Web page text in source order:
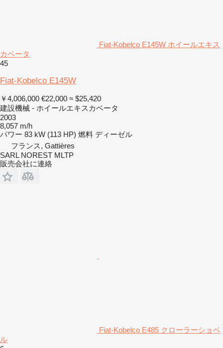
Fiat-Kobelco E145W ホイールエキス
カベータ
45
Fiat-Kobelco E145W
￥4,006,000 €22,000 ≈ $25,420
建設機械 - ホイールエキスカベータ
2003
8,057 m/h
パワー 83 kW (113 HP) 燃料 ディーゼル
フランス, Gattières
SARL NOREST MLTP
販売会社に連絡
Fiat-Kobelco E485 クローラーショベ
ル